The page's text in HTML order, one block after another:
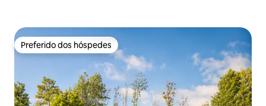
Preferido dos hóspedes
Preferido dos hóspedes